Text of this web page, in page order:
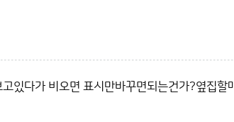
있다가 비오면 표시만바꾸면되는건가?옆집할